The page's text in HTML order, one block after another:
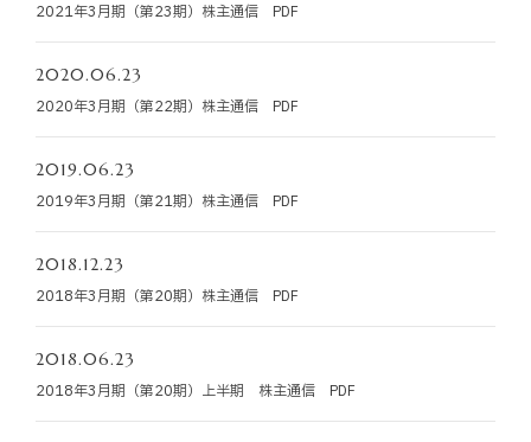
2021年3月期（第23期）株主通信 PDF
2020.06.23
2020年3月期（第22期）株主通信 PDF
2019.06.23
2019年3月期（第21期）株主通信 PDF
2018.12.23
2018年3月期（第20期）株主通信 PDF
2018.06.23
2018年3月期（第20期）上半期 株主通信 PDF